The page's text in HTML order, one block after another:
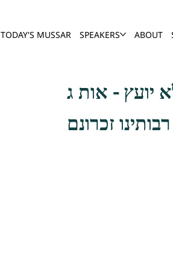
TODAY'S MUSSAR SPEAKERS ABOUT
זכרונם